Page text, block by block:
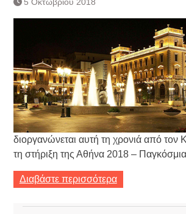
Ημερήσιο
Ημερήσιο
Κάθοδος
διοργανώνεται αυτή τη χρονιά από τον
τη στήριξη της Αθήνα 2018 – Παγκόσμια
Διαβάστε περισσότερα